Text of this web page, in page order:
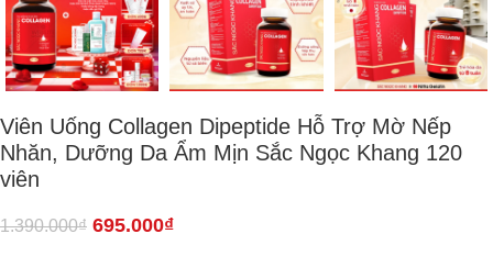
Viên Uống Collagen Dipeptide Hỗ Trợ Mờ Nếp
Nhăn, Dưỡng Da Ẩm Mịn Sắc Ngọc Khang 120
viên
1.390.000₫ 695.000₫